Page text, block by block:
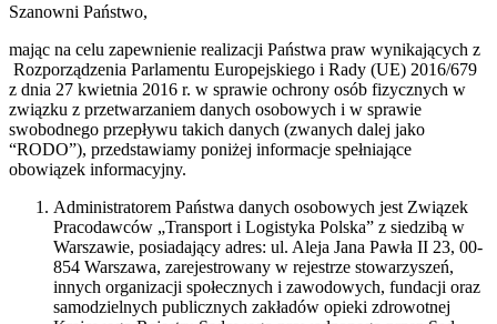
Szanowni Państwo,
mając na celu zapewnienie realizacji Państwa praw wynikających z
Rozporządzenia Parlamentu Europejskiego i Rady (UE) 2016/679
z dnia 27 kwietnia 2016 r. w sprawie ochrony osób fizycznych w
związku z przetwarzaniem danych osobowych i w sprawie
swobodnego przepływu takich danych (zwanych dalej jako
“RODO”), przedstawiamy poniżej informacje spełniające
obowiązek informacyjny.
Administratorem Państwa danych osobowych jest Związek
Pracodawców „Transport i Logistyka Polska” z siedzibą w
Warszawie, posiadający adres: ul. Aleja Jana Pawła II 23, 00-
854 Warszawa, zarejestrowany w rejestrze stowarzyszeń,
innych organizacji społecznych i zawodowych, fundacji oraz
samodzielnych publicznych zakładów opieki zdrowotnej